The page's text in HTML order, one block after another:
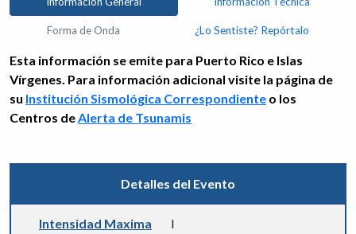
Forma de Onda ¿Lo Sentiste? Repórtalo
Esta información se emite para Puerto Rico e Islas
Vírgenes. Para información adicional visite la página de
su Institución Sismológica Correspondiente o los
Centros deAlerta de Tsunamis
Detalles del Evento
Intensidad Maxima
I